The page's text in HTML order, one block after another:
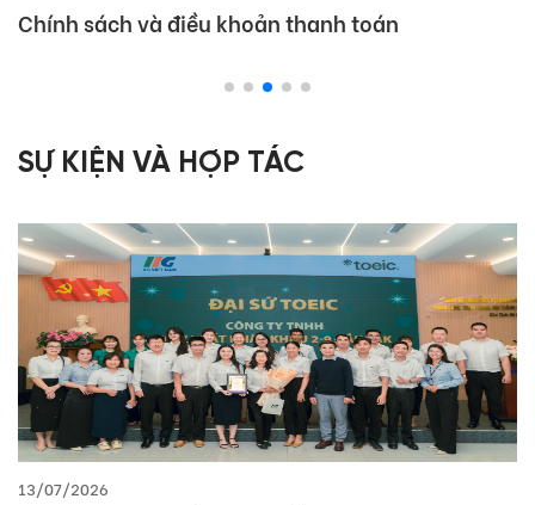
Chính sách và điều khoản thanh toán
SỰ KIỆN VÀ HỢP TÁC
13/07/2026